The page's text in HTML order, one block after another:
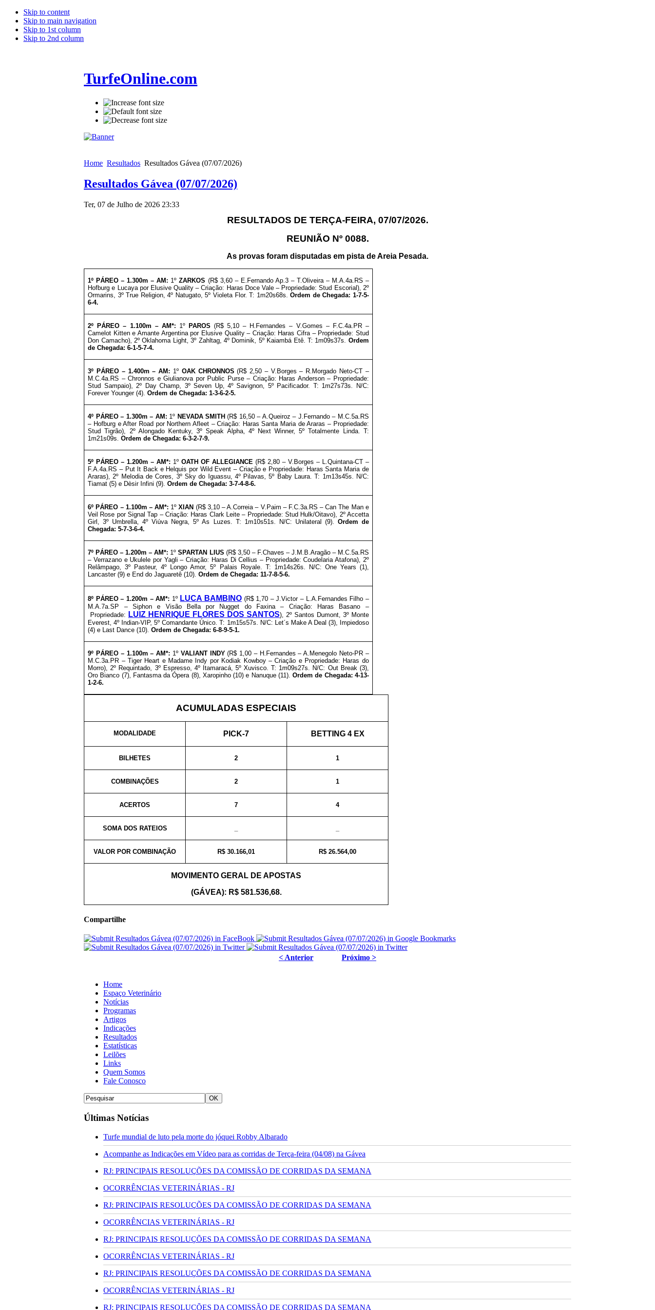
Skip to content
Skip to main navigation
Skip to 1st column
Skip to 2nd column
TurfeOnline.com
Home Resultados Resultados Gávea (07/07/2026)
Resultados Gávea (07/07/2026)
Ter, 07 de Julho de 2026 23:33
RESULTADOS DE TERÇA-FEIRA, 07/07/2026.
REUNIÃO Nº 0088.
As provas foram disputadas em pista de Areia Pesada.
1º PÁREO – 1.300m – AM : 1ºZARKOS (R$ 3,60 – E.Fernando Ap.3 – T.Oliveira – M.A.4a.RS –
Hofburg e Lucaya por Elusive Quality – Criação: Haras Doce Vale – Propriedade: Stud Escorial), 2º
Ormarins, 3º True Religion, 4º Natugato, 5º Violeta Flor. T: 1m20s68s.Ordem de Chegada: 1-7-5-
6-4.
2º PÁREO – 1.100m – AM*: 1º PAROS (R$ 5,10 – H.Fernandes – V.Gomes – F.C.4a.PR –
Camelot Kitten e Amante Argentina por Elusive Quality – Criação: Haras Cifra – Propriedade: Stud
Don Camacho), 2º Oklahoma Light, 3º Zahltag, 4º Dominik, 5º Kaiambá Etê. T: 1m09s37s. Ordem
de Chegada: 6-1-5-7-4.
3º PÁREO – 1.400m – AM : 1º OAK CHRONNOS (R$ 2,50 – V.Borges – R.Morgado Neto-CT –
M.C.4a.RS – Chronnos e Giulianova por Public Purse – Criação: Haras Anderson – Propriedade:
Stud Sampaio), 2º Day Champ, 3º Seven Up, 4º Savignon, 5º Pacificador. T: 1m27s73s. N/C:
Forever Younger (4).Ordem de Chegada: 1-3-6-2-5.
4º PÁREO – 1.300m – AM : 1º NEVADA SMITH (R$ 16,50 – A.Queiroz – J.Fernando – M.C.5a.RS
– Hofburg e After Road por Northern Afleet – Criação: Haras Santa Maria de Araras – Propriedade:
Stud Tigrão), 2º Alongado Kentuky, 3º Speak Alpha, 4º Next Winner, 5º Totalmente Linda. T:
1m21s09s.Ordem de Chegada: 6-3-2-7-9.
5º PÁREO –1.200m – AM*: 1ºOATH OF ALLEGIANCE (R$ 2,80 – V.Borges – L.Quintana-CT –
F.A.4a.RS – Put It Back e Helquis por Wild Event – Criação e Propriedade: Haras Santa Maria de
Araras), 2º Melodia de Cores, 3º Sky do Iguassu, 4º Pilavas, 5º Baby Laura. T: 1m13s45s. N/C:
Tiamat (5) e Dèsir Infini (9).Ordem de Chegada: 3-7-4-8-6.
6º PÁREO – 1.100m – AM*: 1ºXIAN (R$ 3,10 – A.Correia – V.Paim – F.C.3a.RS – Can The Man e
Veil Rose por Signal Tap – Criação: Haras Clark Leite – Propriedade: Stud Hulk/Oitavo), 2º Accetta
Girl, 3º Umbrella, 4º Viúva Negra, 5º As Luzes. T: 1m10s51s. N/C: Unilateral (9). Ordem de
Chegada: 5-7-3-6-4.
7º PÁREO –1.200m – AM*: 1ºSPARTAN LIUS (R$ 3,50 – F.Chaves – J.M.B.Aragão – M.C.5a.RS
– Verrazano e Ukulele por Yagli – Criação: Haras Di Cellius – Propriedade: Coudelaria Atafona), 2º
Relâmpago, 3º Pasteur, 4º Longo Amor, 5º Palais Royale. T: 1m14s26s. N/C: One Years (1),
Lancaster (9) e End do Jaguaretê (10).Ordem de Chegada: 11-7-8-5-6.
8º PÁREO – 1.200m – AM*: 1º LUCA BAMBINO (R$ 1,70 – J.Victor – L.A.Fernandes Filho –
M.A.7a.SP – Siphon e Visão Bella por Nugget do Faxina – Criação: Haras Basano –
Propriedade: LUIZ HENRIQUE FLORES DOS SANTOS), 2º Santos Dumont, 3º Monte
Everest, 4º Indian-VIP, 5º Comandante Único. T: 1m15s57s. N/C: Let´s Make A Deal (3), Impiedoso
(4) e Last Dance (10).Ordem de Chegada: 6-8-9-5-1.
9º PÁREO – 1.100m – AM*: 1º VALIANT INDY(R$ 1,00 – H.Fernandes – A.Menegolo Neto-PR –
M.C.3a.PR – Tiger Heart e Madame Indy por Kodiak Kowboy – Criação e Propriedade: Haras do
Morro), 2º Requintado, 3º Espresso, 4º Itamaracá, 5º Xuvisco. T: 1m09s27s. N/C: Out Break (3),
Oro Bianco (7), Fantasma da Ópera (8), Xaropinho (10) e Nanuque (11).Ordem de Chegada: 4-13-
1-2-6.
ACUMULADAS ESPECIAIS
MODALIDADE PICK-7 BETTING 4 EX
BILHETES 2 1
COMBINAÇÕES 2 1
ACERTOS 7 4
SOMA DOS RATEIOS
VALOR POR COMBINAÇÃO R$ 30.166,01 R$ 26.564,00
MOVIMENTO GERAL DE APOSTAS
(GÁVEA): R$ 581.536,68.
Compartilhe
< Anterior Próximo >
Home
Espaço Veterinário
Notícias
Programas
Artigos
Indicações
Resultados
Estatísticas
Leilões
Links
Quem Somos
Fale Conosco
Últimas Notícias
Turfe mundial de luto pela morte do jóquei Robby Albarado
Acompanhe as Indicações em Vídeo para as corridas de Terça-feira (04/08) na Gávea
RJ: PRINCIPAIS RESOLUÇÕES DA COMISSÃO DE CORRIDAS DA SEMANA
OCORRÊNCIAS VETERINÁRIAS - RJ
RJ: PRINCIPAIS RESOLUÇÕES DA COMISSÃO DE CORRIDAS DA SEMANA
OCORRÊNCIAS VETERINÁRIAS - RJ
RJ: PRINCIPAIS RESOLUÇÕES DA COMISSÃO DE CORRIDAS DA SEMANA
OCORRÊNCIAS VETERINÁRIAS - RJ
RJ: PRINCIPAIS RESOLUÇÕES DA COMISSÃO DE CORRIDAS DA SEMANA
OCORRÊNCIAS VETERINÁRIAS - RJ
RJ: PRINCIPAIS RESOLUÇÕES DA COMISSÃO DE CORRIDAS DA SEMANA